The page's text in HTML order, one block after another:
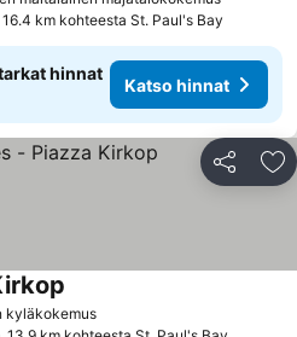
km kohteesta St. Paul's Bay
hinnat
Katso hinnat
Jaa
kyläkokemus